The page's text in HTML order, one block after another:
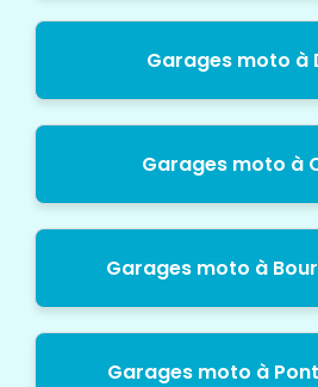
Garages moto à
Garages moto à
Garages moto à
Garages moto à